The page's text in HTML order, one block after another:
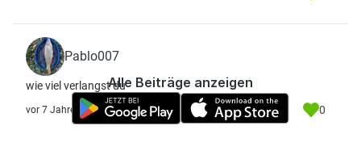
Pablo007
wie viel verlangst du
vor 7 Jahre 0
Alle Beiträge anzeigen